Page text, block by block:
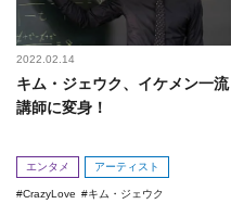
2022.02.14
キム・ジェウク、イケメン一流
講師に変身！
エンタメ アーティスト
CrazyLove
キム・ジェウク